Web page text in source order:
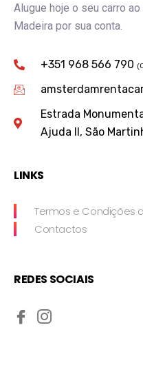
Alugue hoje o seu carro
Madeira por sua conta.
+351 968 566 790
Estrada
Ajuda II, São
LINKS
Termos e Condições
Contactos
REDES SOCIAIS